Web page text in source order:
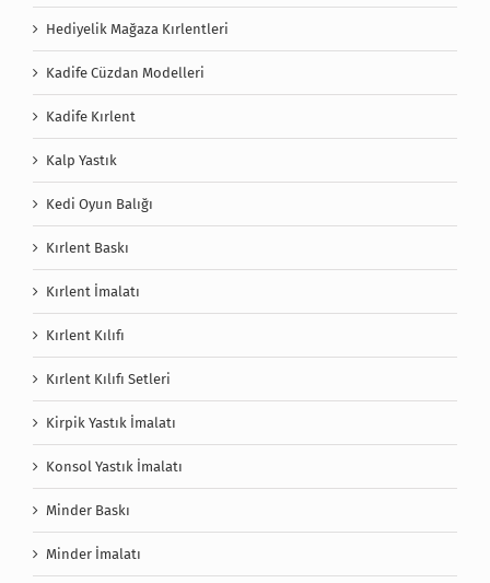
Hediyelik Mağaza Kırlentleri
Kadife Cüzdan Modelleri
Kadife Kırlent
Kalp Yastık
Kedi Oyun Balığı
Kırlent Baskı
Kırlent İmalatı
Kırlent Kılıfı
Kırlent Kılıfı Setleri
Kirpik Yastık İmalatı
Konsol Yastık İmalatı
Minder Baskı
Minder İmalatı